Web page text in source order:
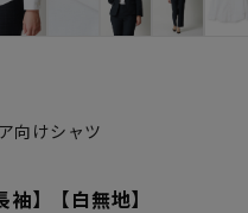
向けシャツ
】【白無地】